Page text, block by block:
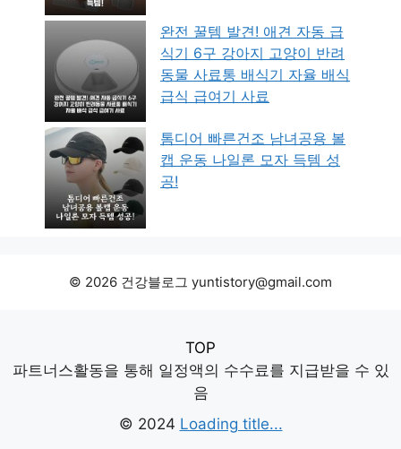
완전 꿀템 발견! 애견 자동 급
식기 6구 강아지 고양이 반려
동물 사료통 배식기 자율 배식
급식 급여기 사료
톰디어 빠른건조 남녀공용 볼
캡 운동 나일론 모자 득템 성
공!
© 2026 건강블로그 yuntistory@gmail.com
TOP
파트너스활동을 통해 일정액의 수수료를 지급받을 수 있
음
© 2024 Loading title...